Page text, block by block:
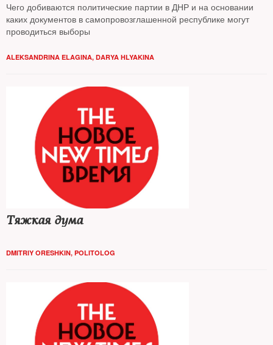
Чего добиваются политические партии в ДНР и на основании
каких документов в самопровозглашенной республике могут
проводиться выборы
ALEKSANDRINA ELAGINA, DARYA HLYAKINA
Тяжкая дума
DMITRIY ORESHKIN, POLITOLOG